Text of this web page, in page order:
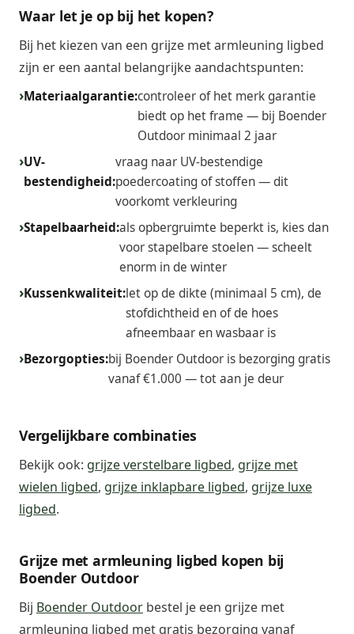
Waar let je op bij het kopen?
Bij het kiezen van een grijze met armleuning ligbed
zijn er een aantal belangrijke aandachtspunten:
Materiaalgarantie:controleer of het merk garantie
biedt op het frame — bij Boender
Outdoor minimaal 2 jaar
UV-
bestendigheid:
vraag naar UV-bestendige
poedercoating of stoffen — dit
voorkomt verkleuring
Stapelbaarheid:als opbergruimte beperkt is, kies dan
voor stapelbare stoelen — scheelt
enorm in de winter
Kussenkwaliteit:let op de dikte (minimaal 5 cm), de
stofdichtheid en of de hoes
afneembaar en wasbaar is
Bezorgopties:bij Boender Outdoor is bezorging gratis
vanaf €1.000 — tot aan je deur
Vergelijkbare combinaties
Bekijk ook: grijze verstelbare ligbed, grijze met
wielen ligbed, grijze inklapbare ligbed, grijze luxe
ligbed.
Grijze met armleuning ligbed kopen bij
Boender Outdoor
Bij Boender Outdoor bestel je een grijze met
armleuning ligbed met gratis bezorging vanaf